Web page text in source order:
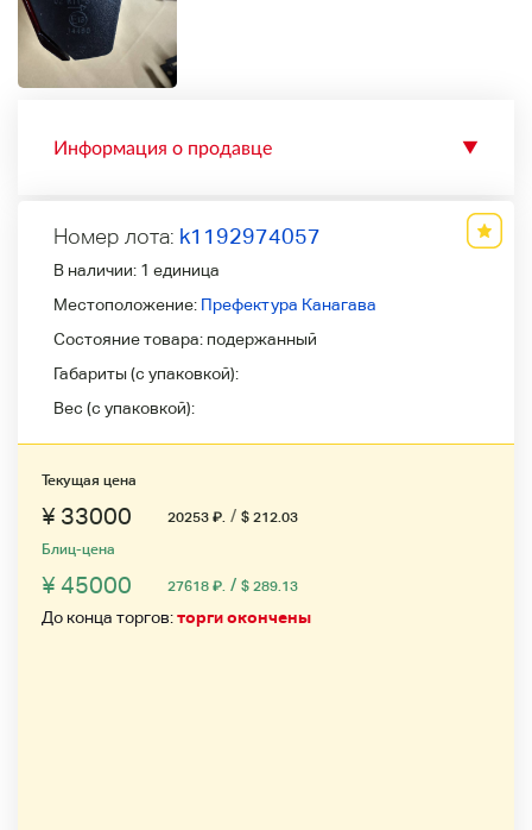
Информация о продавце ▼
Номер лота: k1192974057
В наличии: 1 единица
Местоположение: Префектура Канагава
Состояние товара: подержанный
Габариты (с упаковкой):
Вес (с упаковкой):
Текущая цена
¥ 33000 20253 ₽ / $ 212.03
Блиц-цена
¥ 45000 27618 ₽ / $ 289.13
До конца торгов:торги окончены